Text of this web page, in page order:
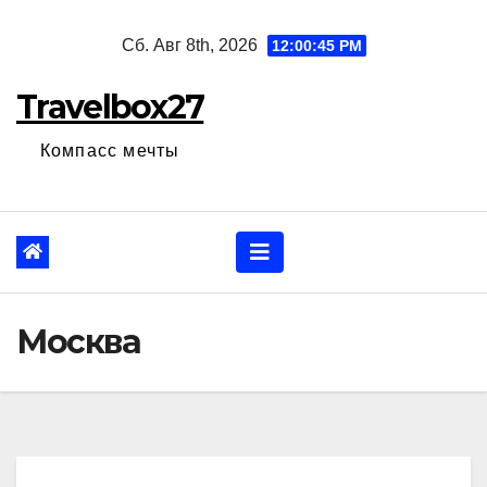
Сб. Авг 8th, 2026 12:00:46 PM
Travelbox27
Компасс мечты
Москва